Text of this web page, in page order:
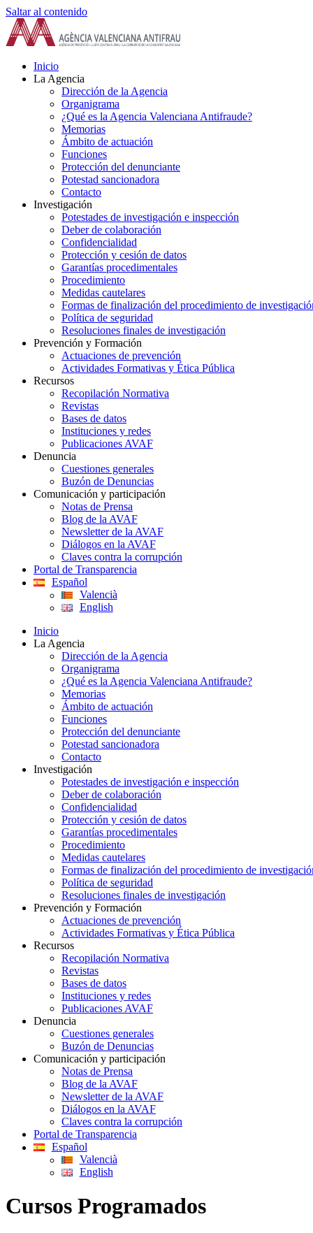
Saltar al contenido
Inicio
La Agencia
Dirección de la Agencia
Organigrama
¿Qué es la Agencia Valenciana Antifraude?
Memorias
Ámbito de actuación
Funciones
Protección del denunciante
Potestad sancionadora
Contacto
Investigación
Potestades de investigación e inspección
Deber de colaboración
Confidencialidad
Protección y cesión de datos
Garantías procedimentales
Procedimiento
Medidas cautelares
Formas de finalización del procedimiento de
Política de seguridad
Resoluciones finales de investigación
Prevención y Formación
Actuaciones de prevención
Actividades Formativas y Ética Pública
Recursos
Recopilación Normativa
Revistas
Bases de datos
Instituciones y redes
Publicaciones AVAF
Denuncia
Cuestiones generales
Buzón de Denuncias
Comunicación y participación
Notas de Prensa
Blog de la AVAF
Newsletter de la AVAF
Diálogos en la AVAF
Claves contra la corrupción
Portal de Transparencia
Español
Valencià
English
Inicio
La Agencia
Dirección de la Agencia
Organigrama
¿Qué es la Agencia Valenciana Antifraude?
Memorias
Ámbito de actuación
Funciones
Protección del denunciante
Potestad sancionadora
Contacto
Investigación
Potestades de investigación e inspección
Deber de colaboración
Confidencialidad
Protección y cesión de datos
Garantías procedimentales
Procedimiento
Medidas cautelares
Formas de finalización del procedimiento de
Política de seguridad
Resoluciones finales de investigación
Prevención y Formación
Actuaciones de prevención
Actividades Formativas y Ética Pública
Recursos
Recopilación Normativa
Revistas
Bases de datos
Instituciones y redes
Publicaciones AVAF
Denuncia
Cuestiones generales
Buzón de Denuncias
Comunicación y participación
Notas de Prensa
Blog de la AVAF
Newsletter de la AVAF
Diálogos en la AVAF
Claves contra la corrupción
Portal de Transparencia
Español
Valencià
English
Cursos Programados